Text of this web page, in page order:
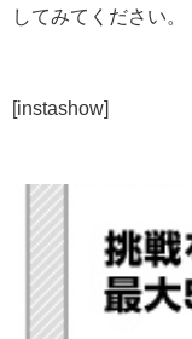
してみてください。
[instashow]